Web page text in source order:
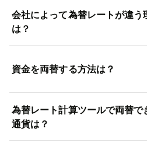
会社によって為替レートが違う
は？
資金を両替する方法は？
為替レート計算ツールで両替で
通貨は？